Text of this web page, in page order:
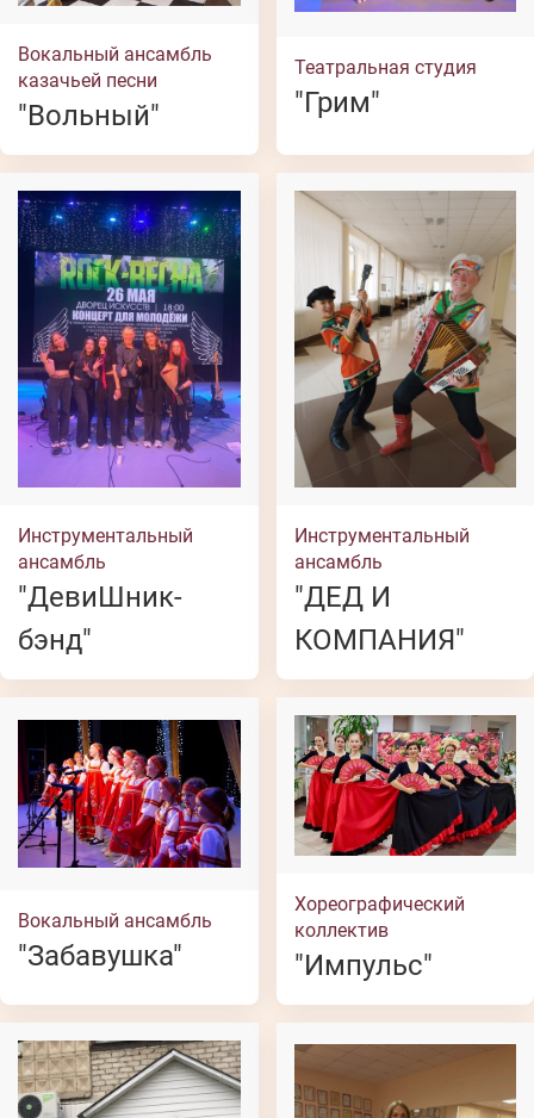
Вокальный ансамбль
казачьей песни
"Вольный"
Театральная студия
"Грим"
Инструментальный
ансамбль
"ДевиШник-
бэнд"
Инструментальный
ансамбль
"ДЕД И
КОМПАНИЯ"
Вокальный ансамбль
"Забавушка"
Хореографический
коллектив
"Импульс"